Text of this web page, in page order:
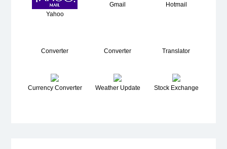
Yahoo
Gmail Hotmail
Converter Converter Translator
Currency Converter Weather Update Stock Exchange